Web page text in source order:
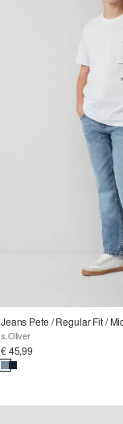
Jeans Pete / Regular Fit /
s.Oliver
€ 45,99